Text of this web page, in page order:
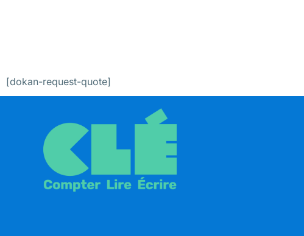
[dokan-request-quote]